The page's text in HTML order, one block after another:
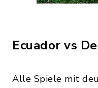
Ecuador vs
Alle Spiele mit